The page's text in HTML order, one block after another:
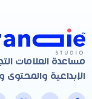
مساعدة العلامات
الإبداعية